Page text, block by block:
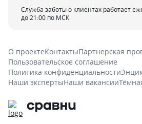
Служба заботы о клиентах работает
до 21:00 по МСК
О проектеКонтактыПартнерская
Пользовательское соглашение
Политика конфиденциальности
Наши экспертыНаши вакансии